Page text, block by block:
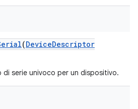
(DeviceDescriptor
di serie univoco per un dispositivo.